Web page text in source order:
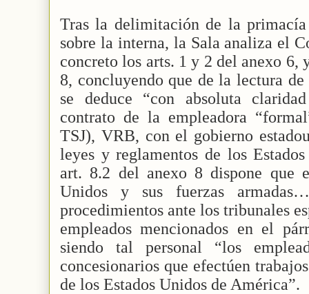
Tras la delimitación de la
sobre la interna, la Sala analiza el
concreto los arts. 1 y 2 del anexo 6,
8, concluyendo que de la lectura
se deduce “con absoluta
contrato de la empleadora
TSJ), VRB, con el gobierno
leyes y reglamentos de los
art. 8.2 del anexo 8 dispone que
Unidos y sus fuerzas
procedimientos ante los tribunales
empleados mencionados en el
siendo tal personal “los
concesionarios que efectúen
de los Estados Unidos de América”.